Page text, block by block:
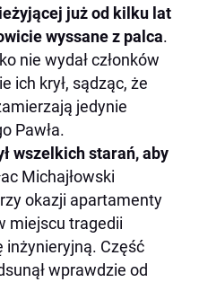
już od kilku lat
wyssane z palca.
nie wydał członków
ich krył, sądząc, że
jedynie
Pawła.
wszelkich starań, aby
Michajłowski
okazji apartamenty
miejscu tragedii
inżynieryjną. Część
wprawdzie od